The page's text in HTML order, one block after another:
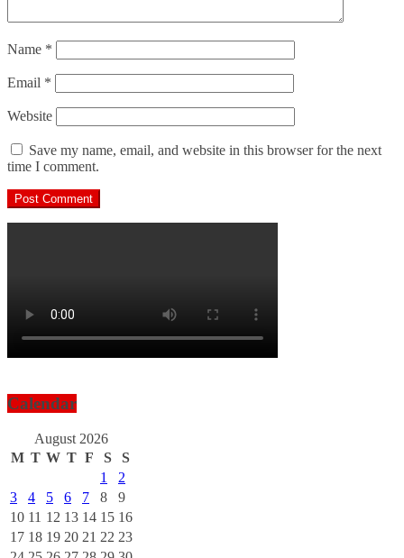
Name *
Email *
Website
Save my name, email, and website in this browser for the next
time I comment.
Calendar
August 2026
M T W T F S
S
1
2
3
4 5 6 7 8
9
10 11 12 13 14 15 16
17 18 19 20 21 22 23